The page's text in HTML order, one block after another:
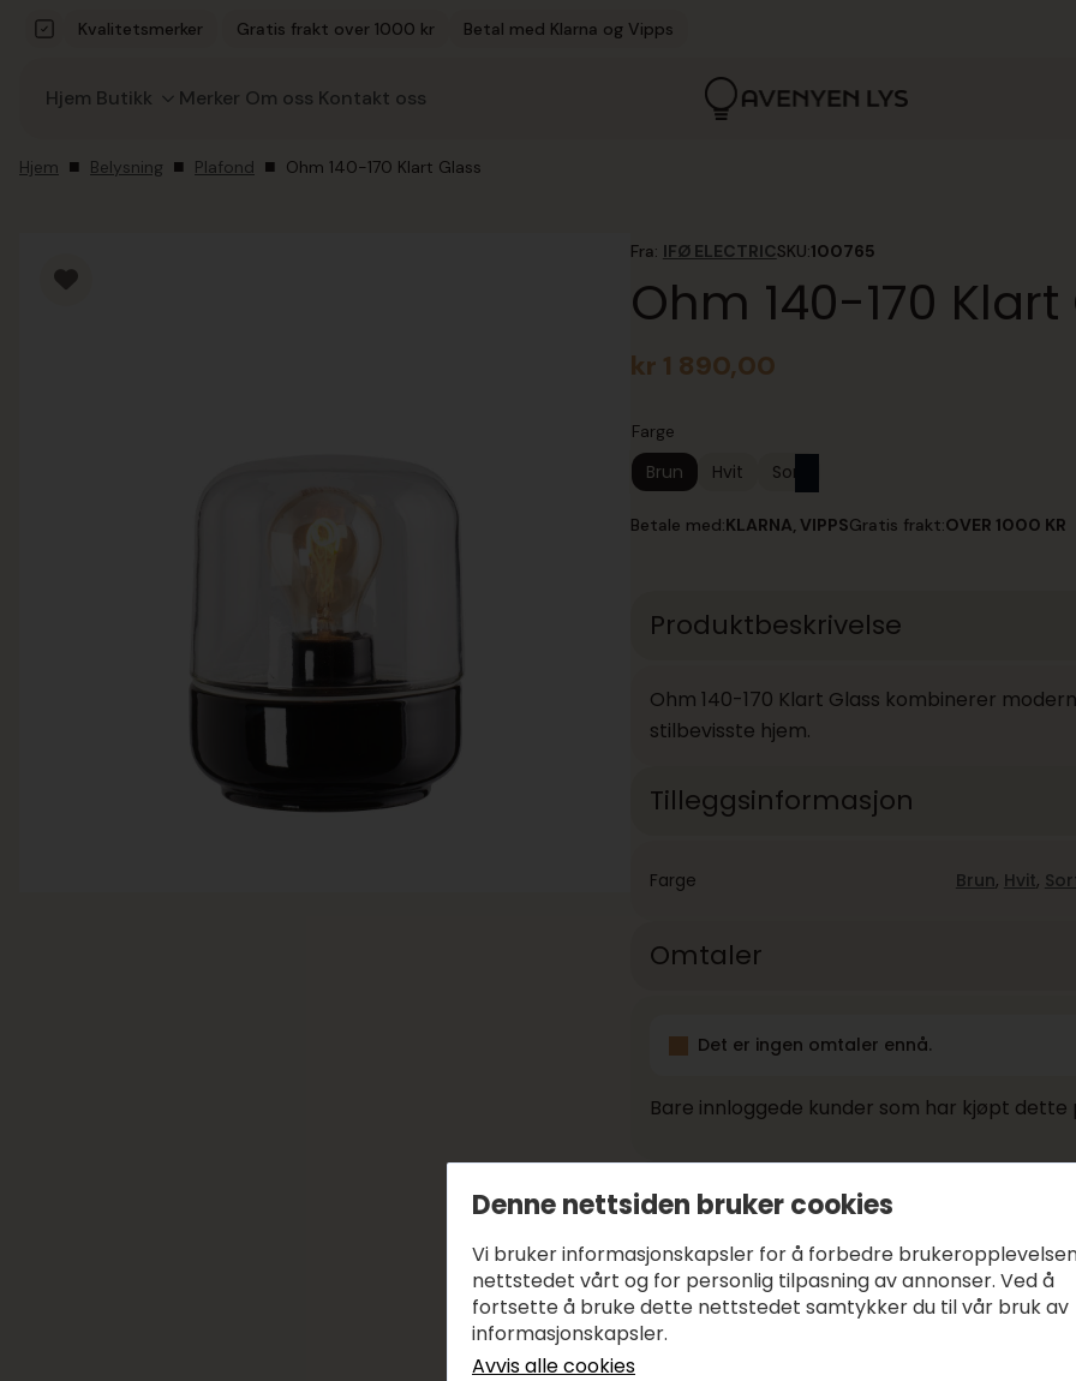
Kvalitetsmerker
Gratis frakt over 1000 kr Betal med Klarna og Vipps
Hjem Butikk Merker Om oss Kontakt oss
Hjem Belysning Plafond Ohm 140-170 Klart Glass
Fra: IFØ ELECTRICSKU:100765
Ohm 140-170 Klart
kr 1 890,00
Farge
Brun Hvit Sort
Betale med:KLARNA, VIPPSGratis frakt:OVER 1000 KR
Produktbeskrivelse
Ohm 140-170 Klart Glass kombinerer
stilbevisste hjem.
Tilleggsinformasjon
Farge Brun, Hvit,
Omtaler
Det er ingen omtaler ennå.
Bare innloggede kunder som har kjøpt
Betaling og frakt
Betale med:KLARNA, VIPPS
Leveringstid:1-3 DAGER, SENDER SAMME DAG I
Frakt:
Denne nettsiden bruker cookies
Vi bruker informasjonskapsler for å forbedre
nettstedet vårt og for personlig tilpasning av annonser. Ved å
fortsette å bruke dette nettstedet samtykker du til vår bruk av
informasjonskapsler.
Avvis alle cookies